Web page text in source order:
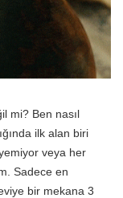
mi? Ben nasıl
ilk alan biri
veya her
Sadece en
bir mekana 3